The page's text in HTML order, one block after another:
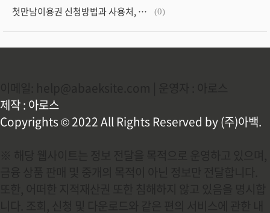
첫만남이용권 신청방법과 사용처, 현금으로 받는 경우 (0)
제작 : 아로스
Copyrights © 2022 All Rights Reserved by (주)아백.